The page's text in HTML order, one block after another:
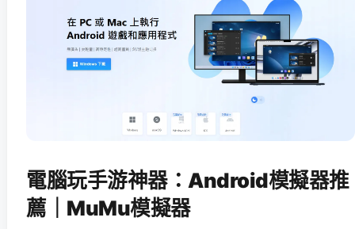
電腦玩手游神器：Android模擬器推
薦｜MuMu模擬器